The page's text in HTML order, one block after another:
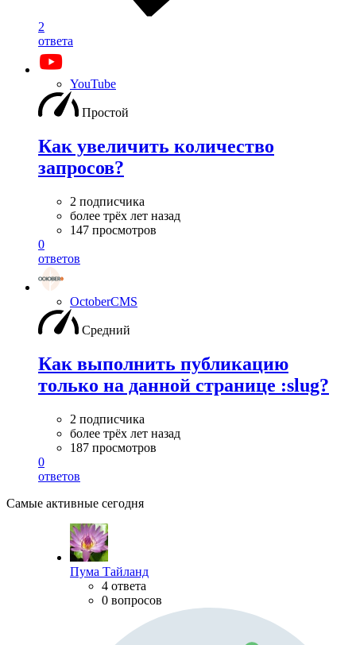
2
ответа
YouTube
Простой
Как увеличить количество
запросов?
2 подписчика
более трёх лет назад
147 просмотров
0
ответов
OctoberCMS
Средний
Как выполнить публикацию
только на данной странице :slug?
2 подписчика
более трёх лет назад
187 просмотров
0
ответов
Самые активные сегодня
Пума Тайланд
4 ответа
0 вопросов